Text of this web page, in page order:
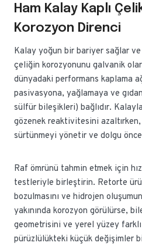
Ham Kalay Kaplı
Korozyon Direnci
Kalay yoğun bir bariyer sağlar
çeliğin korozyonunu galvanik
dünyadaki performans kaplama
pasivasyona, yağlamaya ve
sülfür bileşikleri) bağlıdır.
gözenek reaktivitesini
sürtünmeyi yönetir ve dolgu
Raf ömrünü tahmin etmek için
testleriyle birleştirin. Retorte
bozulmasını ve hidrojen
yakınında korozyon görülürse,
geometrisini ve yerel yüzey
pürüzlülükteki küçük değişimler